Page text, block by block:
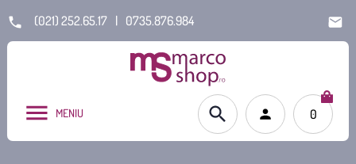
(021) 252.65.17 | 0735.876.984
MENIU 0